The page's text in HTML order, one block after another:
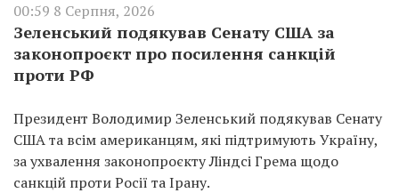
00:59 8 Серпня, 2026
Зеленський подякував Сенату США за
законопроєкт про посилення санкцій
проти РФ
Президент Володимир Зеленський подякував Сенату
США та всім американцям, які підтримують Україну,
за ухвалення законопроєкту Ліндсі Грема щодо
санкцій проти Росії та Ірану.